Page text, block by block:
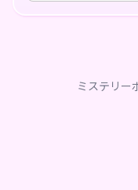
ミステリー